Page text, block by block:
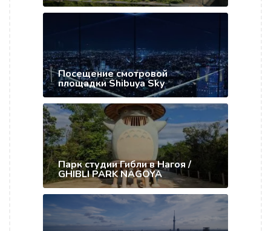
Посещение смотровой
площадки Shibuya Sky
Парк студии Гибли в Нагоя /
GHIBLI PARK NAGOYA